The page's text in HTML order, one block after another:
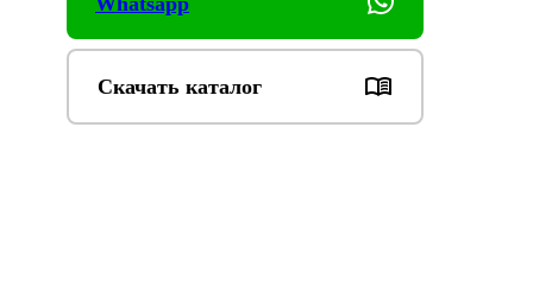
Скачать каталог